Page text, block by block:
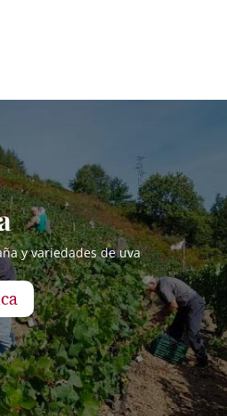
y variedades de uva